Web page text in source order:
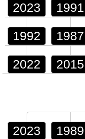
2023 1991
1992 1987
2022 2015
2023 1989